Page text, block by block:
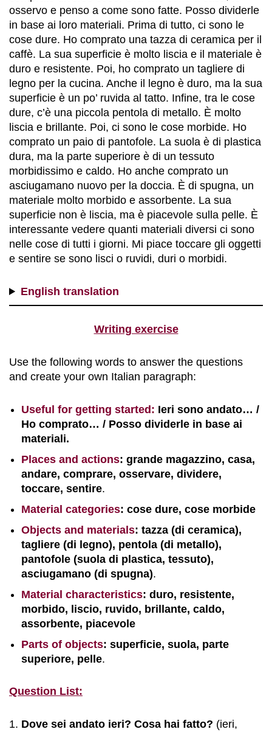
osservo e penso a come sono fatte. Posso dividerle
in base ai loro materiali. Prima di tutto, ci sono le
cose dure. Ho comprato una tazza di ceramica per il
caffè. La sua superficie è molto liscia e il materiale è
duro e resistente. Poi, ho comprato un tagliere di
legno per la cucina. Anche il legno è duro, ma la sua
superficie è un po’ ruvida al tatto. Infine, tra le cose
dure, c’è una piccola pentola di metallo. È molto
liscia e brillante. Poi, ci sono le cose morbide. Ho
comprato un paio di pantofole. La suola è di plastica
dura, ma la parte superiore è di un tessuto
morbidissimo e caldo. Ho anche comprato un
asciugamano nuovo per la doccia. È di spugna, un
materiale molto morbido e assorbente. La sua
superficie non è liscia, ma è piacevole sulla pelle. È
interessante vedere quanti materiali diversi ci sono
nelle cose di tutti i giorni. Mi piace toccare gli oggetti
e sentire se sono lisci o ruvidi, duri o morbidi.
English translation
Writing exercise
Use the following words to answer the questions
and create your own Italian paragraph:
Useful for getting started: Ieri sono andato… /
Ho comprato… / Posso dividerle in base ai
materiali.
Places and actions: grande magazzino, casa,
andare, comprare, osservare, dividere,
toccare, sentire.
Material categories: cose dure, cose morbide
Objects and materials: tazza (di ceramica),
tagliere (di legno), pentola (di metallo),
pantofole (suola di plastica, tessuto),
asciugamano (di spugna).
Material characteristics: duro, resistente,
morbido, liscio, ruvido, brillante, caldo,
assorbente, piacevole
Parts of objects: superficie, suola, parte
superiore, pelle.
Question List:
Dove sei andato ieri? Cosa hai fatto? (ieri,